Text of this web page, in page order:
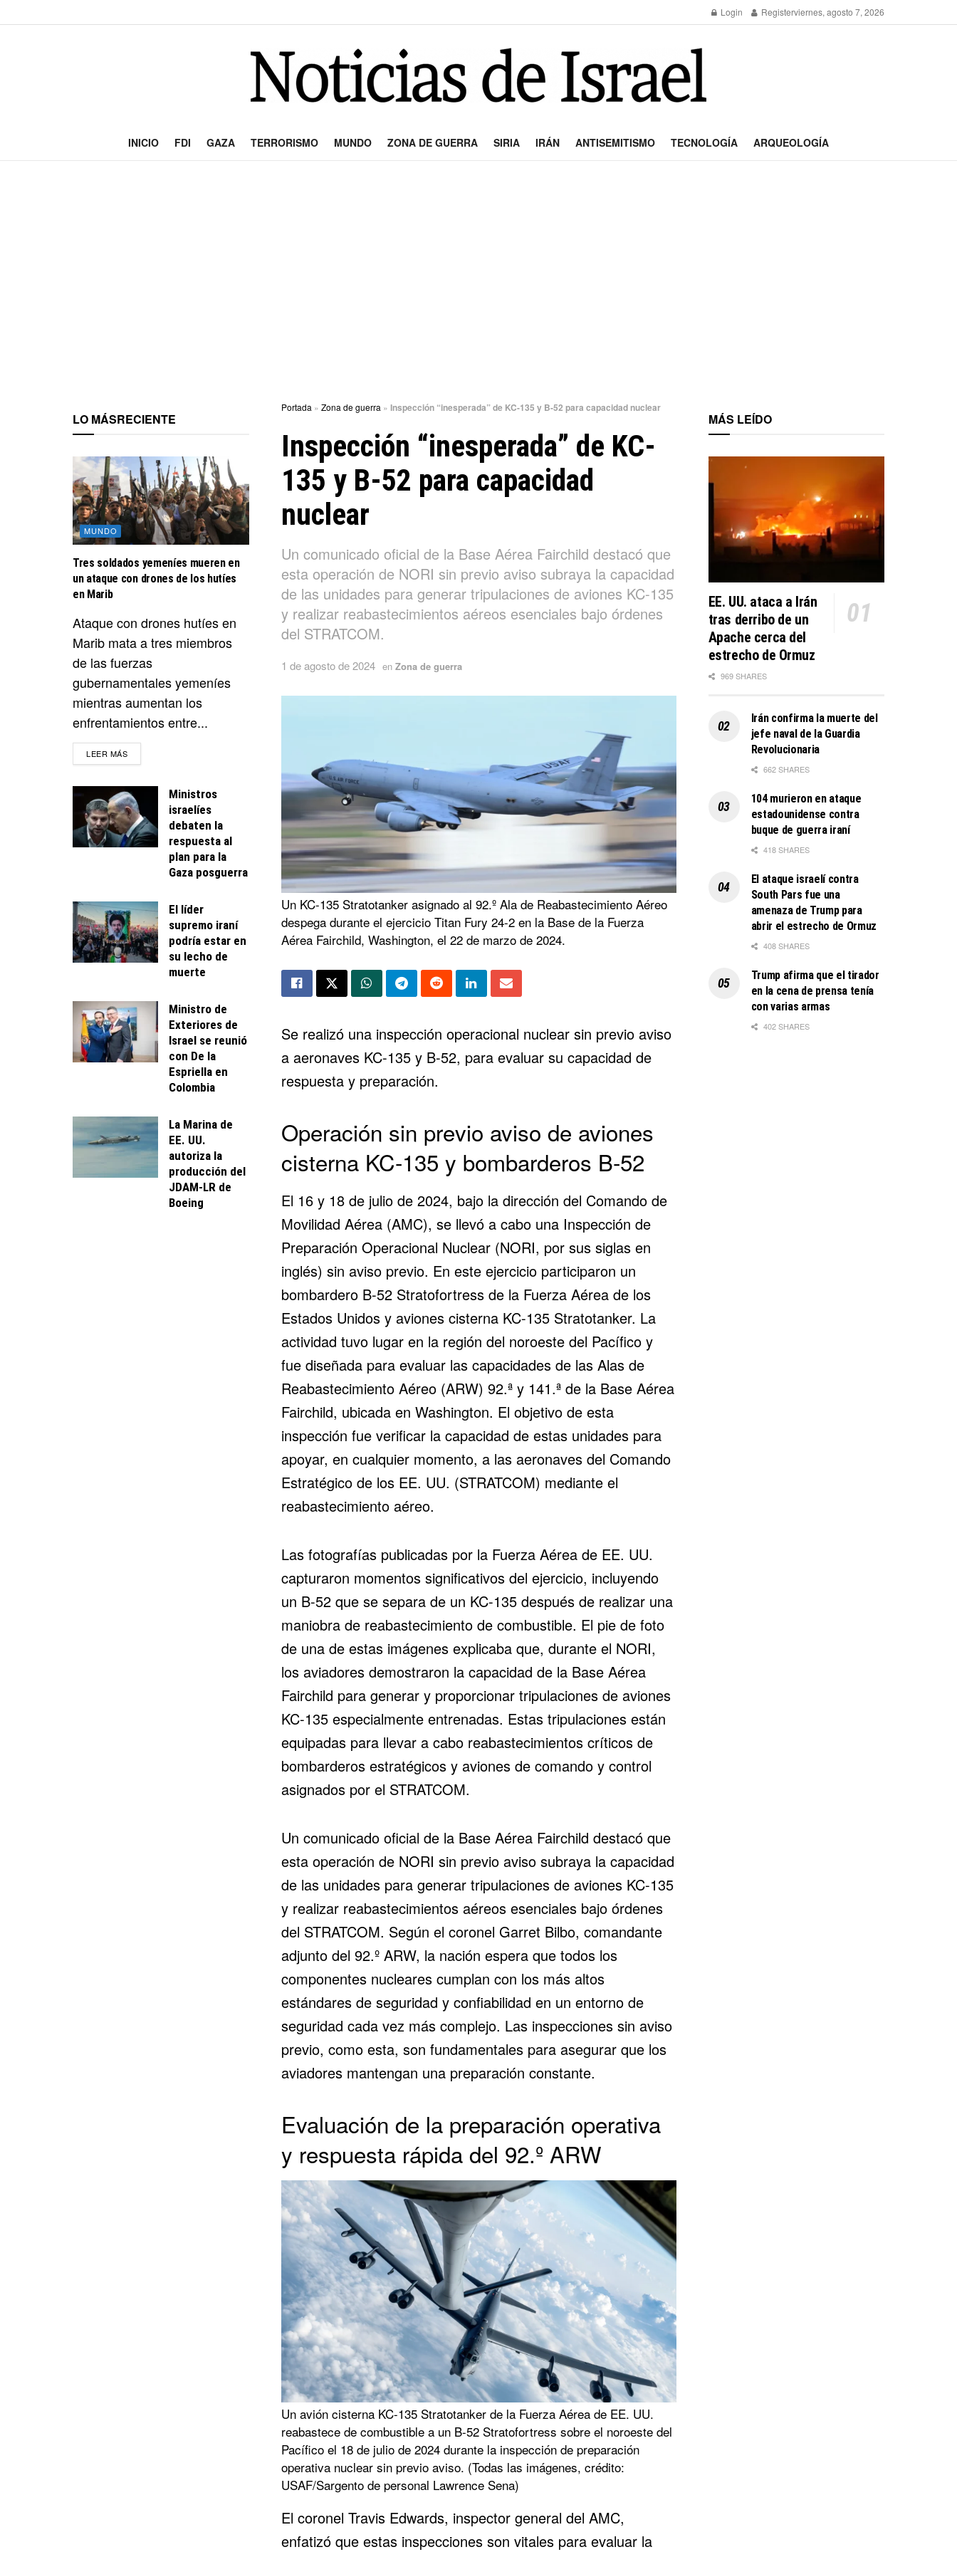
Login Registerviernes, agosto 7, 2026
INICIO FDI GAZA TERRORISMO MUNDO ZONA DE GUERRA SIRIA IRÁN ANTISEMITISMO TECNOLOGÍA ARQUEOLOGÍA
Portada » Zona de guerra » Inspección “inesperada” de KC-135 y B-52 para capacidad nuclear
Inspección “inesperada” de KC-
135 y B-52 para capacidad
nuclear
Un comunicado oficial de la Base Aérea Fairchild destacó que
esta operación de NORI sin previo aviso subraya la capacidad
de las unidades para generar tripulaciones de aviones KC-135
y realizar reabastecimientos aéreos esenciales bajo órdenes
del STRATCOM.
1 de agosto de 2024 en Zona de guerra
Un KC-135 Stratotanker asignado al 92.º Ala de Reabastecimiento Aéreo
despega durante el ejercicio Titan Fury 24-2 en la Base de la Fuerza
Aérea Fairchild, Washington, el 22 de marzo de 2024.
Se realizó una inspección operacional nuclear sin previo aviso
a aeronaves KC-135 y B-52, para evaluar su capacidad de
respuesta y preparación.
Operación sin previo aviso de aviones
cisterna KC-135 y bombarderos B-52
El 16 y 18 de julio de 2024, bajo la dirección del Comando de
Movilidad Aérea (AMC), se llevó a cabo una Inspección de
Preparación Operacional Nuclear (NORI, por sus siglas en
inglés) sin aviso previo. En este ejercicio participaron un
bombardero B-52 Stratofortress de la Fuerza Aérea de los
Estados Unidos y aviones cisterna KC-135 Stratotanker. La
actividad tuvo lugar en la región del noroeste del Pacífico y
fue diseñada para evaluar las capacidades de las Alas de
Reabastecimiento Aéreo (ARW) 92.ª y 141.ª de la Base Aérea
Fairchild, ubicada en Washington. El objetivo de esta
inspección fue verificar la capacidad de estas unidades para
apoyar, en cualquier momento, a las aeronaves del Comando
Estratégico de los EE. UU. (STRATCOM) mediante el
reabastecimiento aéreo.
Las fotografías publicadas por la Fuerza Aérea de EE. UU.
capturaron momentos significativos del ejercicio, incluyendo
un B-52 que se separa de un KC-135 después de realizar una
maniobra de reabastecimiento de combustible. El pie de foto
de una de estas imágenes explicaba que, durante el NORI,
los aviadores demostraron la capacidad de la Base Aérea
Fairchild para generar y proporcionar tripulaciones de aviones
KC-135 especialmente entrenadas. Estas tripulaciones están
equipadas para llevar a cabo reabastecimientos críticos de
bombarderos estratégicos y aviones de comando y control
asignados por el STRATCOM.
Un comunicado oficial de la Base Aérea Fairchild destacó que
esta operación de NORI sin previo aviso subraya la capacidad
de las unidades para generar tripulaciones de aviones KC-135
y realizar reabastecimientos aéreos esenciales bajo órdenes
del STRATCOM. Según el coronel Garret Bilbo, comandante
adjunto del 92.º ARW, la nación espera que todos los
componentes nucleares cumplan con los más altos
estándares de seguridad y confiabilidad en un entorno de
seguridad cada vez más complejo. Las inspecciones sin aviso
previo, como esta, son fundamentales para asegurar que los
aviadores mantengan una preparación constante.
Evaluación de la preparación operativa
y respuesta rápida del 92.º ARW
Un avión cisterna KC-135 Stratotanker de la Fuerza Aérea de EE. UU.
reabastece de combustible a un B-52 Stratofortress sobre el noroeste del
Pacífico el 18 de julio de 2024 durante la inspección de preparación
operativa nuclear sin previo aviso. (Todas las imágenes, crédito:
USAF/Sargento de personal Lawrence Sena)
El coronel Travis Edwards, inspector general del AMC,
enfatizó que estas inspecciones son vitales para evaluar la
LO MÁSRECIENTE
MUNDO
Tres soldados yemeníes mueren en
un ataque con drones de los hutíes
en Marib
Ataque con drones hutíes en
Marib mata a tres miembros
de las fuerzas
gubernamentales yemeníes
mientras aumentan los
enfrentamientos entre...
LEER MÁSDETAILS
Ministros
israelíes
debaten la
respuesta al
plan para la
Gaza posguerra
El líder
supremo iraní
podría estar en
su lecho de
muerte
Ministro de
Exteriores de
Israel se reunió
con De la
Espriella en
Colombia
La Marina de
EE. UU.
autoriza la
producción del
JDAM-LR de
Boeing
MÁS LEÍDO
EE. UU. ataca a Irán
tras derribo de un
Apache cerca del
estrecho de Ormuz
969 SHARES
Irán confirma la muerte del
jefe naval de la Guardia
Revolucionaria
662 SHARES
104 murieron en ataque
estadounidense contra
buque de guerra iraní
418 SHARES
El ataque israelí contra
South Pars fue una
amenaza de Trump para
abrir el estrecho de Ormuz
408 SHARES
Trump afirma que el tirador
en la cena de prensa tenía
con varias armas
402 SHARES